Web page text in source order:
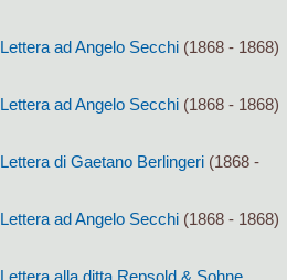
Lettera ad Angelo Secchi (1868 - 1868)
Lettera ad Angelo Secchi (1868 - 1868)
Lettera di Gaetano Berlingeri (1868 -
Lettera ad Angelo Secchi (1868 - 1868)
Lettera alla ditta Repsold & Sohne